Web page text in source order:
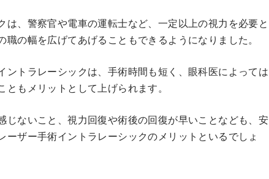
は、警察官や電車の運転士など、一定以上の視力を必要と
職の幅を広げてあげることもできるようになりました。
ントラレーシックは、手術時間も短く、眼科医によっては
ともメリットとして上げられます。
じないこと、視力回復や術後の回復が早いことなども、安
ーザー手術イントラレーシックのメリットといるでしょ